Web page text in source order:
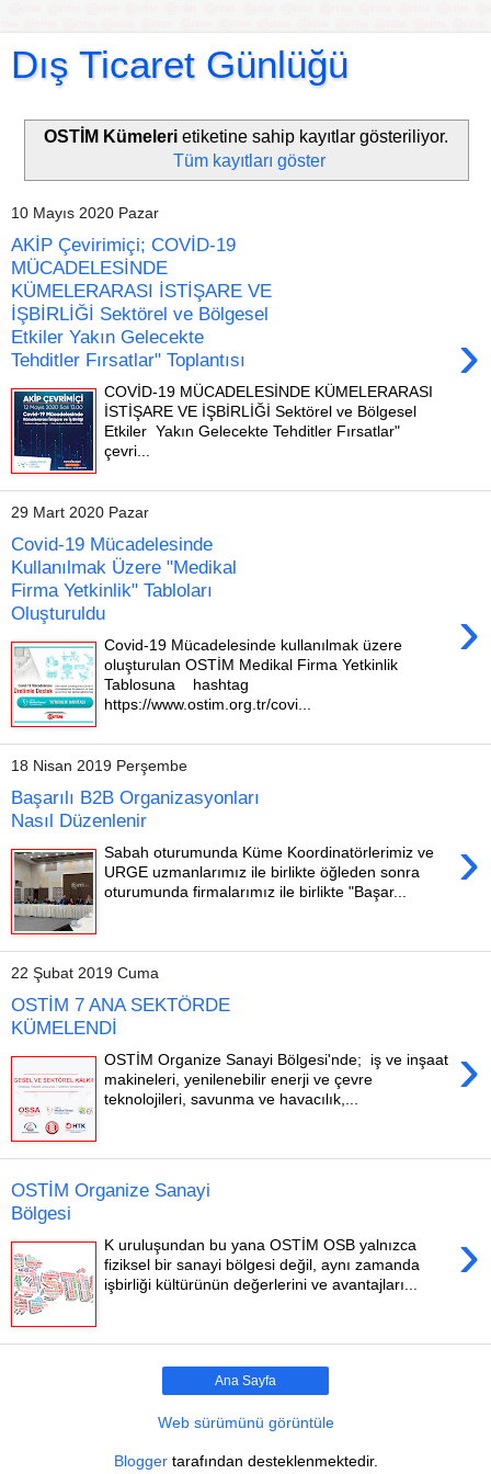
Dış Ticaret Günlüğü
OSTİM Kümelerietiketine sahip kayıtlar gösteriliyor.
Tüm kayıtları göster
10 Mayıs 2020 Pazar
AKİP Çevirimiçi; COVİD-19
MÜCADELESİNDE
KÜMELERARASI İSTİŞARE VE
İŞBİRLİĞİ Sektörel ve Bölgesel
Etkiler Yakın Gelecekte
Tehditler Fırsatlar" Toplantısı
›
COVİD-19 MÜCADELESİNDE KÜMELERARASI
İSTİŞARE VE İŞBİRLİĞİ Sektörel ve Bölgesel
Etkiler Yakın Gelecekte Tehditler Fırsatlar"
çevri...
29 Mart 2020 Pazar
Covid-19 Mücadelesinde
Kullanılmak Üzere "Medikal
Firma Yetkinlik" Tabloları
Oluşturuldu
›
Covid-19 Mücadelesinde kullanılmak üzere
oluşturulan OSTİM Medikal Firma Yetkinlik
Tablosuna hashtag
https://www.ostim.org.tr/covi...
18 Nisan 2019 Perşembe
Başarılı B2B Organizasyonları
Nasıl Düzenlenir
›
Sabah oturumunda Küme Koordinatörlerimiz ve
URGE uzmanlarımız ile birlikte öğleden sonra
oturumunda firmalarımız ile birlikte "Başar...
22 Şubat 2019 Cuma
OSTİM 7 ANA SEKTÖRDE
KÜMELENDİ
›
OSTİM Organize Sanayi Bölgesi'nde; iş ve inşaat
makineleri, yenilenebilir enerji ve çevre
teknolojileri, savunma ve havacılık,...
OSTİM Organize Sanayi
Bölgesi
›
K uruluşundan bu yana OSTİM OSB yalnızca
fiziksel bir sanayi bölgesi değil, aynı zamanda
işbirliği kültürünün değerlerini ve avantajları...
Ana Sayfa
Web sürümünü görüntüle
Bloggertarafından desteklenmektedir.